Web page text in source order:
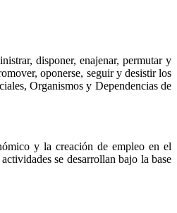
disponer, enajenar, permutar y
oponerse, seguir y desistir los
Organismos y Dependencias de
y la creación de empleo en el
se desarrollan bajo la base